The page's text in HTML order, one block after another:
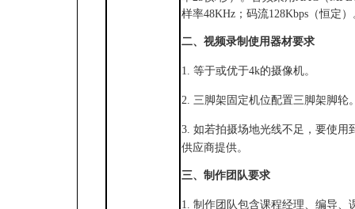
样率48KHz；码流128Kbps（恒定）
二、 视频录制使用器材要求
1. 等于或优于4k的摄像机。
2. 三脚架固定机位配置三脚架脚轮
3. 如若拍摄场地光线不足，要使用
供应商提供。
三、 制作团队要求
1. 制作团队包含课程经理、编导、